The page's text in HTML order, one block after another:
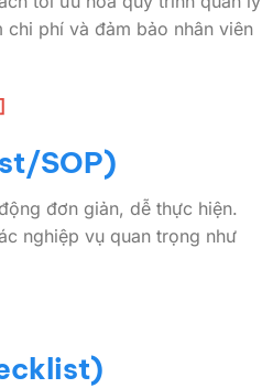
phí và đảm bảo nhân viên
SOP)
đơn giản, dễ thực hiện.
nghiệp vụ quan trọng như